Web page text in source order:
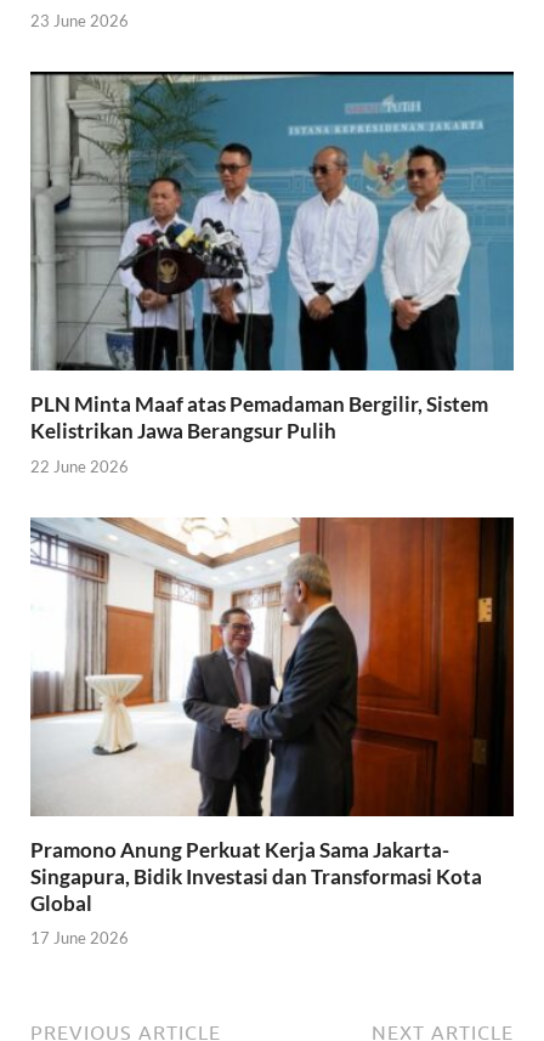
23 June 2026
PLN Minta Maaf atas Pemadaman Bergilir, Sistem
Kelistrikan Jawa Berangsur Pulih
22 June 2026
Pramono Anung Perkuat Kerja Sama Jakarta-
Singapura, Bidik Investasi dan Transformasi Kota
Global
17 June 2026
PREVIOUS ARTICLE NEXT ARTICLE